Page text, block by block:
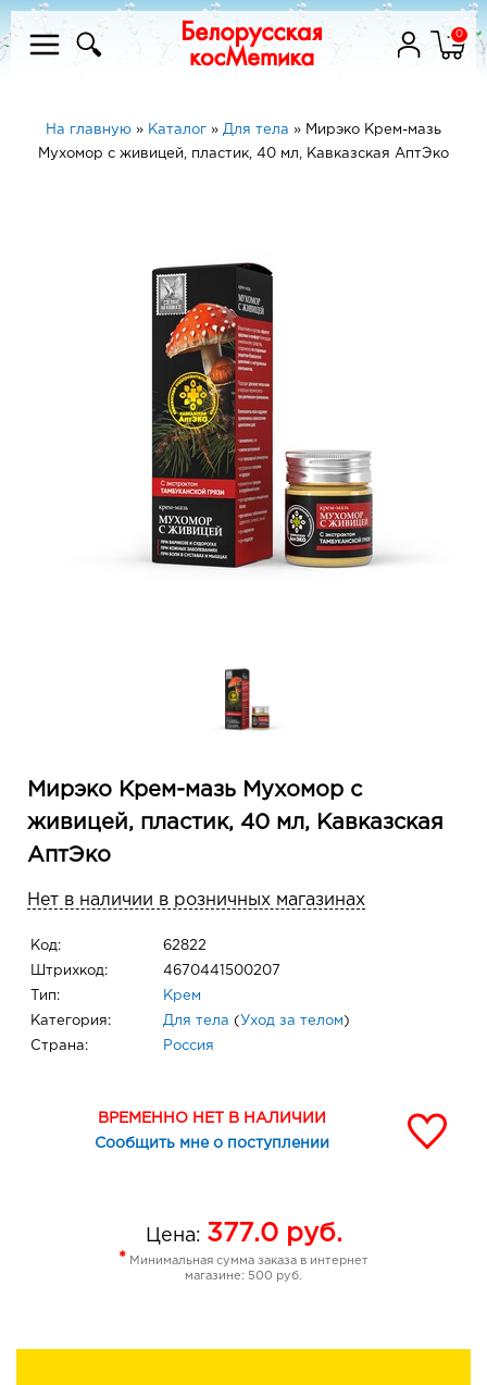
0
На главную » Каталог » Для тела » Мирэко Крем-мазь
Мухомор с живицей, пластик, 40 мл, Кавказская АптЭко
Мирэко Крем-мазь Мухомор с
живицей, пластик, 40 мл, Кавказская
АптЭко
Нет в наличии в розничных магазинах
Код: 62822
Штрихкод: 4670441500207
Тип: Крем
Категория: Для тела ( Уход за телом )
Страна: Россия
ВРЕМЕННО НЕТ В НАЛИЧИИ
Сообщить мне о поступлении
Цена: 377.0руб.
* Минимальная сумма заказа в интернет
магазине: 500 руб.